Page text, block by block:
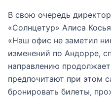
В свою очередь
«Солнцетур» Алиса
«Наш офис не заметил
изменений по Андорре,
направлению
предпочитают при этом
бронировать билеты,